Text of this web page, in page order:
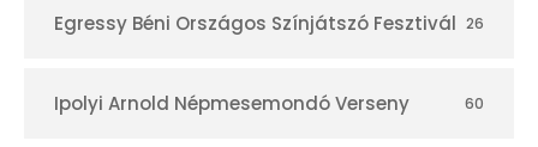
Egressy Béni Országos Színjátszó Fesztivál 26
Ipolyi Arnold Népmesemondó Verseny 60